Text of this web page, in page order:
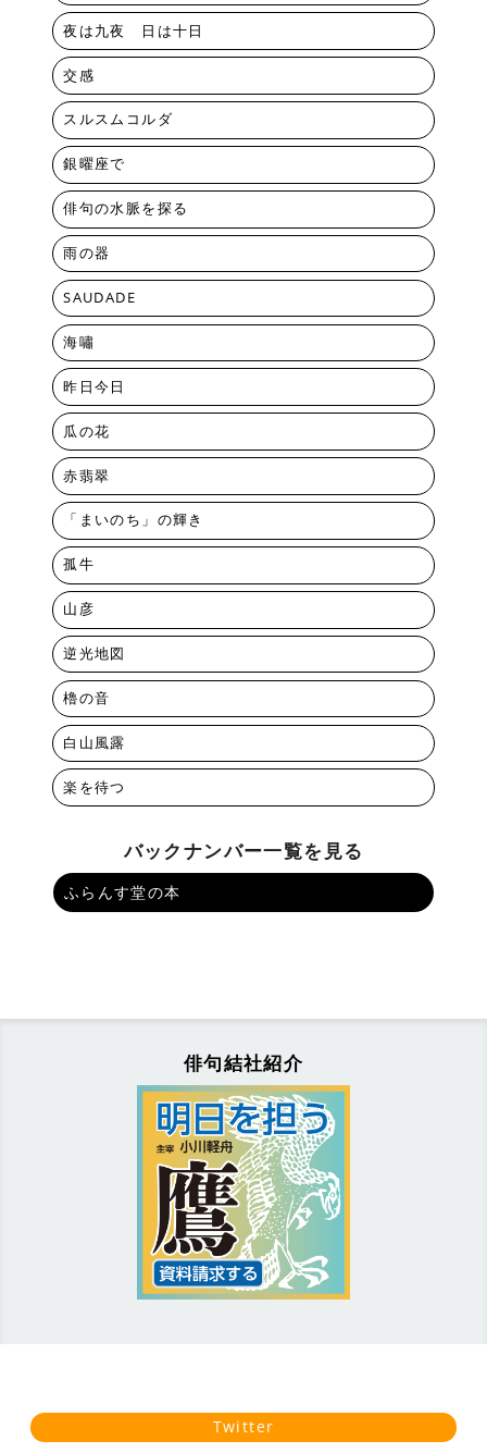
夜は九夜 日は十日
交感
スルスムコルダ
銀曜座で
俳句の水脈を探る
雨の器
SAUDADE
海嘯
昨日今日
瓜の花
赤翡翠
「まいのち」の輝き
孤牛
山彦
逆光地図
櫓の音
白山風露
楽を待つ
バックナンバー一覧を見る
ふらんす堂の本
俳句結社紹介
Twitter